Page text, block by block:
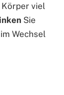
viel
Sie
Wechsel